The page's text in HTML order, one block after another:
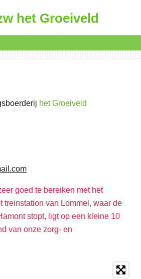
het Groeiveld
het Groeiveld
goed te bereiken met het
treinstation van Lommel, waar de
stopt, ligtop een kleine 10
van onze zorg- en